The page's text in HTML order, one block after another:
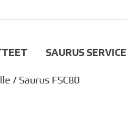
SAURUS SERVICE
/ Saurus FSC80